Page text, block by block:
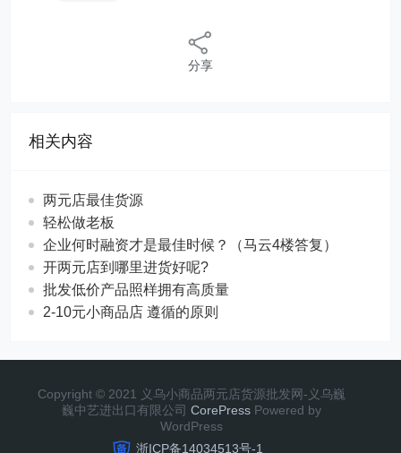
分享
相关内容
两元店最佳货源
轻松做老板
企业何时融资才是最佳时候？（马云4楼答复）
开两元店到哪里进货好呢?
批发低价产品照样拥有高质量
2-10元小商品店 遵循的原则
Copyright © 2021 义乌小商品两元店货源批发网-义乌巍
巍中艺进出口有限公司 CorePress Powered by
WordPress
浙ICP备14034513号-1